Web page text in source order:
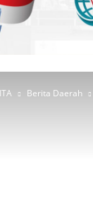
Berita Daerah